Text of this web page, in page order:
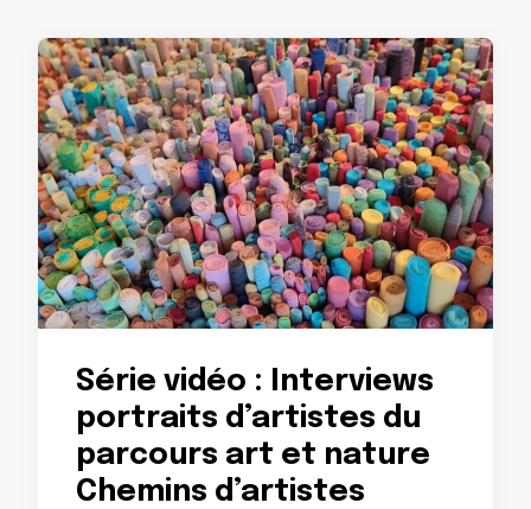
Série vidéo : Interviews
portraits d’artistes du
parcours art et nature
Chemins d’artistes